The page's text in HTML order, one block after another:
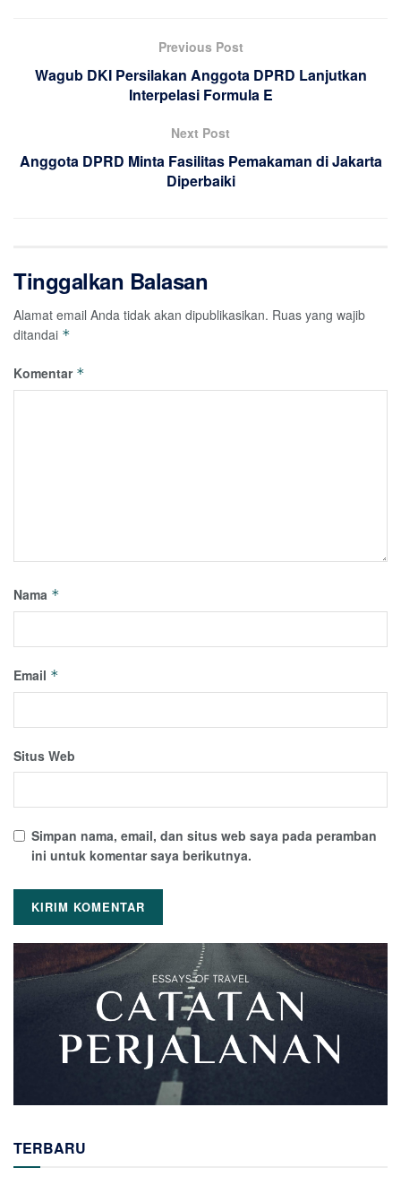
Previous Post
Wagub DKI Persilakan Anggota DPRD Lanjutkan
Interpelasi Formula E
Next Post
Anggota DPRD Minta Fasilitas Pemakaman di Jakarta
Diperbaiki
Tinggalkan Balasan
Alamat email Anda tidak akan dipublikasikan. Ruas yang wajib
ditandai *
Komentar *
Nama *
Email *
Situs Web
Simpan nama, email, dan situs web saya pada peramban
ini untuk komentar saya berikutnya.
TERBARU